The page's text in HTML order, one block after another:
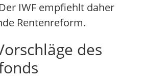
IWF empfiehlt daher
Rentenreform.
des